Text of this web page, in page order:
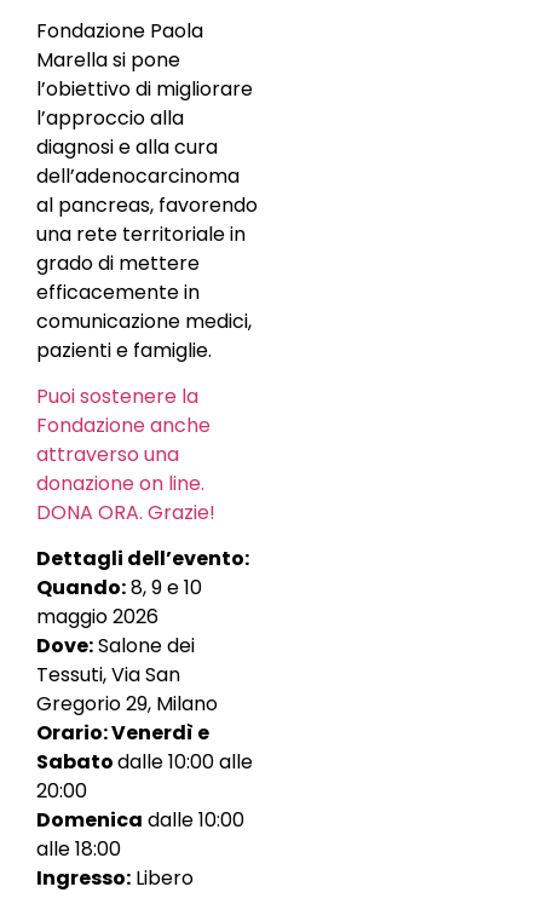
Fondazione Paola
Marella si pone
l’obiettivo di migliorare
l’approccio alla
diagnosi e alla cura
dell’adenocarcinoma
al pancreas, favorendo
una rete territoriale in
grado di mettere
efficacemente in
comunicazione medici,
pazienti e famiglie.
Puoi sostenere la
Fondazione anche
attraverso una
donazione on line.
DONA ORA. Grazie!
Dettagli dell’evento:
Quando:8, 9 e 10
maggio 2026
Dove:Salone dei
Tessuti, Via San
Gregorio 29, Milano
Orario: Venerdì e
Sabatodalle 10:00 alle
20:00
Domenica dalle 10:00
alle 18:00
Ingresso: Libero